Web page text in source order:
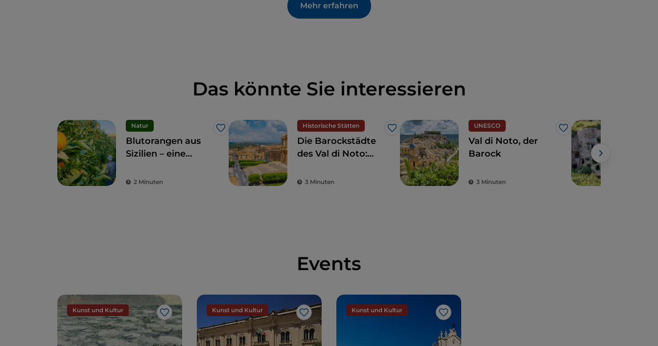
Mehr erfahren
Das könnte Sie interessieren
Natur
Like
Blutorangen aus
Sizilien – eine
Delikatesse
2 Minuten
Historische Stätten
Like
Die Barockstädte
des Val di Noto:
Schönheit
3 Minuten
UNESCO
Like
Val di Noto, der
Barock
3 Minuten
Events
Kunst und Kultur
Like
Kunst und Kultur
Like
Kunst und Kultur
Like